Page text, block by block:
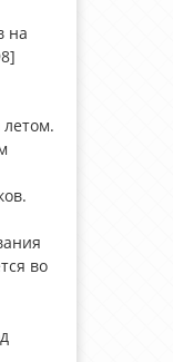
на
во